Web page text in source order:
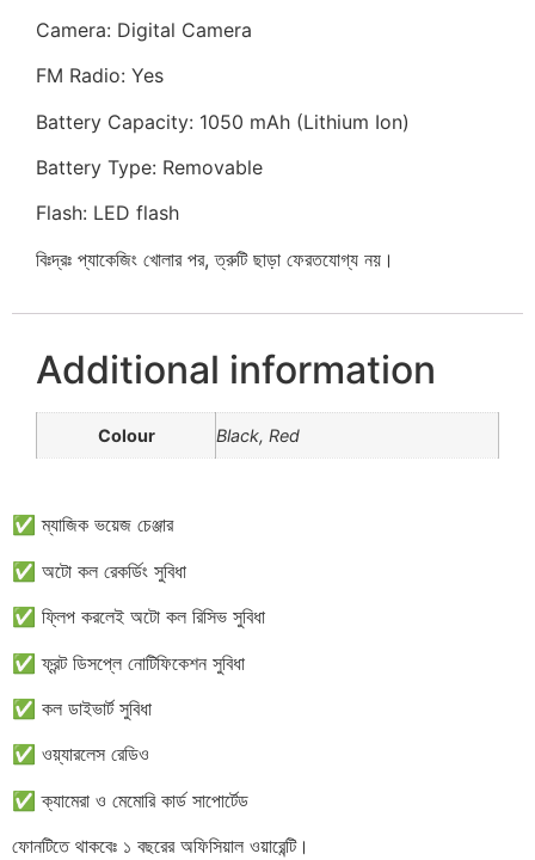
Camera: Digital Camera
FM Radio: Yes
Battery Capacity: 1050 mAh (Lithium Ion)
Battery Type: Removable
Flash: LED flash
বিঃদ্রঃ প্যাকেজিং খোলার পর, ত্রুটি ছাড়া ফেরতযোগ্য নয়।
Additional information
Colour Black, Red
✅ ম্যাজিক ভয়েজ চেঞ্জার
✅ অটো কল রেকর্ডিং সুবিধা
✅ ফ্লিপ করলেই অটো কল রিসিভ সুবিধা
✅ ফ্রন্ট ডিসপ্লে নোটিফিকেশন সুবিধা
✅ কল ডাইভার্ট সুবিধা
✅ ওয়্যারলেস রেডিও
✅ ক্যামেরা ও মেমোরি কার্ড সাপোর্টেড
ফোনটিতে থাকবেঃ ১ বছরের অফিসিয়াল ওয়ারেন্টি।